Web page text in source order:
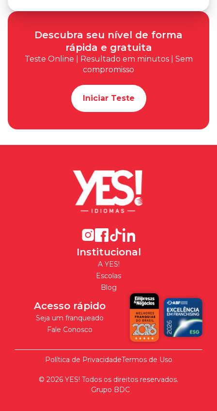
Descubra seu nível de forma
rápida e gratuita
Teste Online | Resultado em minutos | Sem
compromisso
Iniciar Teste
Institucional
A YES!
Escolas
Blog
Acesso rápido
Seja um franqueado
Fale Conosco
Política de PrivacidadeTermos de Uso
© 2026 YES! Todos os direitos reservados.
Grupo BDC